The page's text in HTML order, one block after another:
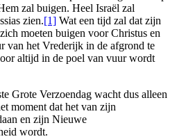
zal buigen. Heel Israël zal
zien.[1] Wat een tijd zal dat zijn
moeten buigen voor Christus en
van het Vrederijk in de afgrond te
altijd in de poel van vuur wordt
Grote Verzoendag wacht dus alleen
moment dat het van zijn
en zijn Nieuwe
wordt.